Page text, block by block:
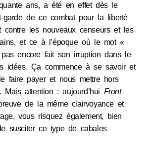
ans, a été en effet dès le
garde de ce combat pour la liberté
contre les nouveaux censeurs et les
et ce à l’époque où le mot «
pas encore fait son irruption dans le
idées. Ça commence à se savoir et
faire payer et nous mettre hors
Mais attention : aujourd’hui Front
de la même clairvoyance et
vous risquez également, bien
susciter ce type de cabales